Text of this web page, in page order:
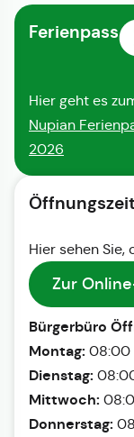
Ferienpass
Hier geht es
Nupian
2026
Hier sehen
Zur
Bürgerbüro
Montag: 08:00
Dienstag:
Mittwoch:
Donnerstag: